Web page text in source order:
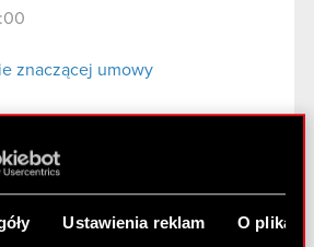
Ustawienia reklam O
znaczącej umowy
nr 38/2010
Zarządu dotyczące